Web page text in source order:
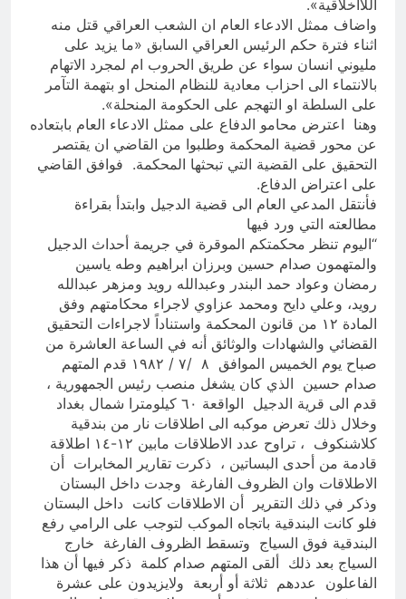
اللااخلاقية».
واضاف ممثل الادعاء العام ان الشعب العراقي قتل منه
اثناء فترة حكم الرئيس العراقي السابق «ما يزيد على
مليوني انسان سواء عن طريق الحروب ام لمجرد الاتهام
بالانتماء الى احزاب معادية للنظام المنحل او بتهمة التآمر
على السلطة او التهجم على الحكومة المنحلة».
وهنا اعترض محامو الدفاع على ممثل الادعاء العام بابتعاده
عن محور قضية المحكمة وطلبوا من القاضي ان يقتصر
التحقيق على القضية التي تبحثها المحكمة. فوافق القاضي
على اعتراض الدفاع.
فأنتقل المدعي العام الى قضية الدجيل وابتدأ بقراءة
مطالعته التي ورد فيها
“اليوم تنظر محكمتكم الموقرة في جريمة أحداث الدجيل
والمتهمون صدام حسين وبرزان ابراهيم وطه ياسين
رمضان وعواد حمد البندر وعبدالله رويد ومزهر عبدالله
رويد، وعلي دايح ومحمد عزاوي لاجراء محكامتهم وفق
المادة ١٢ من قانون المحكمة واستناداً لاجراءات التحقيق
القضائي والشهادات والوثائق أنه في الساعة العاشرة من
صباح يوم الخميس الموافق ٨ /٧ / ١٩٨٢ قدم المتهم
صدام حسين الذي كان يشغل منصب رئيس الجمهورية ،
قدم الى قرية الدجيل الواقعة ٦٠ كيلومترا شمال بغداد
وخلال ذلك تعرض موكبه الى اطلاقات نار من بندقية
كلاشنكوف ، تراوح عدد الاطلاقات مابين ١٢-١٤ اطلاقة
قادمة من أحدى البساتين ، ذكرت تقارير المخابرات أن
الاطلاقات وان الظروف الفارغة وجدت داخل البستان
وذكر في ذلك التقرير أن الاطلاقات كانت داخل البستان
فلو كانت البندقية باتجاه الموكب لتوجب على الرامي رفع
البندقية فوق السياج وتسقط الظروف الفارغة خارج
السياج بعد ذلك ألقى المتهم صدام كلمة ذكر فيها أن هذا
الفاعلون عددهم ثلاثة أو أربعة ولايزيدون على عشرة